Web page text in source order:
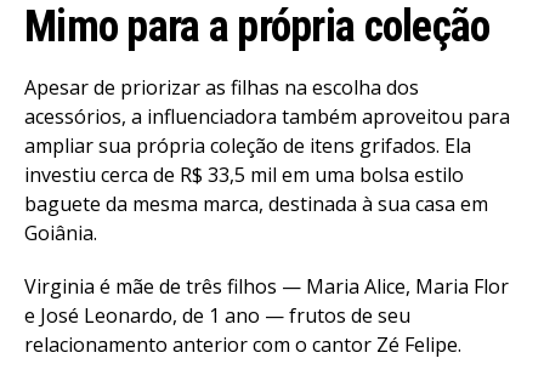
Mimo para a própria coleção
Apesar de priorizar as filhas na escolha dos
acessórios, a influenciadora também aproveitou para
ampliar sua própria coleção de itens grifados. Ela
investiu cerca de R$ 33,5 mil em uma bolsa estilo
baguete da mesma marca, destinada à sua casa em
Goiânia.
Virginia é mãe de três filhos — Maria Alice, Maria Flor
e José Leonardo, de 1 ano — frutos de seu
relacionamento anterior com o cantor Zé Felipe.